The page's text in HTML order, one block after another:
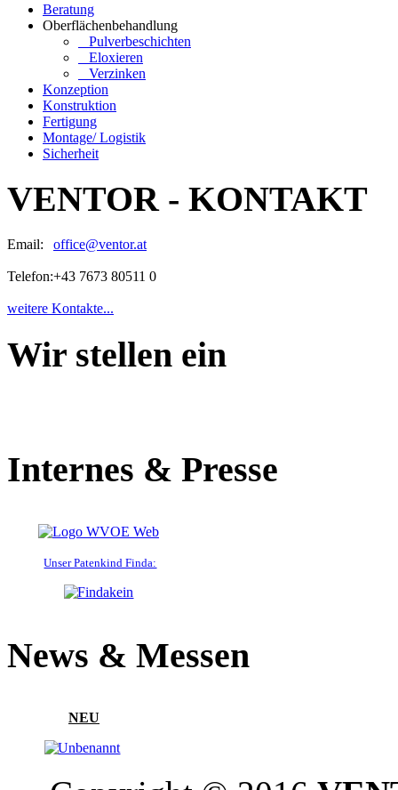
Beratung
Oberflächenbehandlung
Pulverbeschichten
Eloxieren
Verzinken
Konzeption
Konstruktion
Fertigung
Montage/ Logistik
Sicherheit
VENTOR - KONTAKT
Email: office@ventor.at
Telefon:+43 7673 80511 0
weitere Kontakte...
Wir stellen ein
Internes & Presse
Unser Patenkind Finda:
News & Messen
NEU